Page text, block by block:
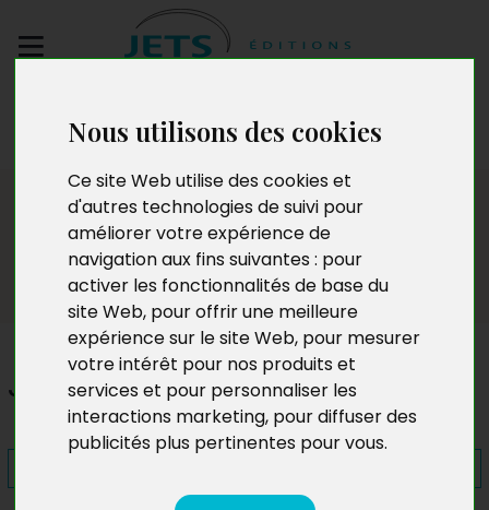
Nous utilisons des cookies
Ce site Web utilise des cookies et
d'autres technologies de suivi pour
améliorer votre expérience de
navigation aux fins suivantes : pour
activer les fonctionnalités de base du
site Web, pour offrir une meilleure
expérience sur le site Web, pour mesurer
votre intérêt pour nos produits et
services et pour personnaliser les
interactions marketing, pour diffuser des
publicités plus pertinentes pour vous.
manuscrit
Presse
J'ai failli